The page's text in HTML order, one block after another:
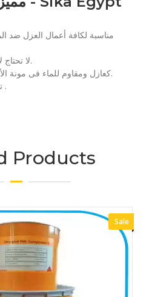
مناسبة لكافة أعمال العزل ضد
لا تحتاج لأى معدات معقدة عند ألأستخدام.
كعازل ومقاوم للماء فى مونة الأسمنت مع الرمل لبياض الحوائط.
تحسين التشغيلية دون زيادة الماء .
Products